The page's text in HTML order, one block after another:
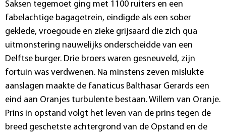
Saksen tegemoet ging met 1100 ruiters en een
fabelachtige bagagetrein, eindigde als een sober
geklede, vroegoude en zieke grijsaard die zich qua
uitmonstering nauwelijks onderscheidde van een
Delftse burger. Drie broers waren gesneuveld, zijn
fortuin was verdwenen. Na minstens zeven mislukte
aanslagen maakte de fanaticus Balthasar Gerards een
eind aan Oranjes turbulente bestaan. Willem van Oranje.
Prins in opstand volgt het leven van de prins tegen de
breed geschetste achtergrond van de Opstand en de